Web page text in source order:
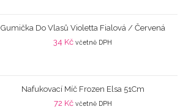
Gumička Do Vlasů Violetta Fialová / Červená
34 Kč včetně DPH
Nafukovací Míč Frozen Elsa 51Cm
72 Kč včetně DPH